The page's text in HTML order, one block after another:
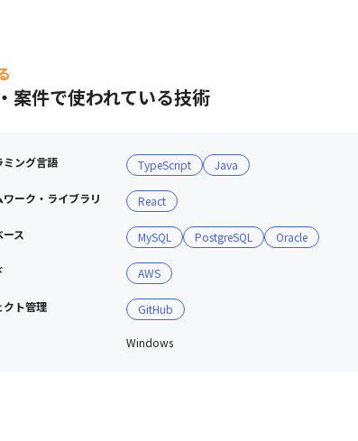
案件で使われている技術
ミング言語 TypeScript Java
ワーク・ライブラリ React
ース MySQL PostgreSQL Oracle
AWS
クト管理 GitHub
Windows